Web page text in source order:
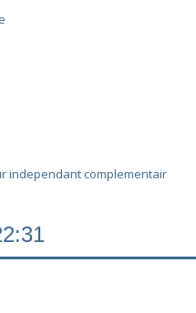
independant complementair